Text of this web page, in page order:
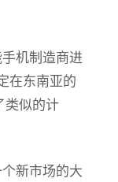
机制造商进
在东南亚的
类似的计
新市场的大